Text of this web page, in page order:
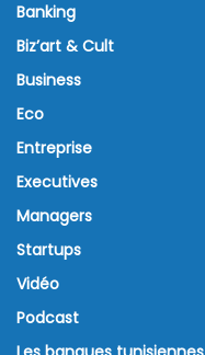
Banking
Biz’art & Cult
Business
Eco
Entreprise
Executives
Managers
Startups
Vidéo
Podcast